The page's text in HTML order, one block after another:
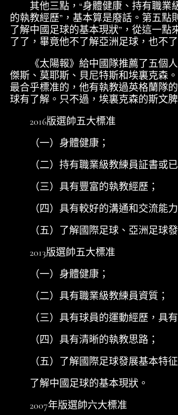
其他三點，“身體健康、持有職業
的執教經歷”，基本算是廢話。第五點
了解中國足球的基本現狀”，從這一
了了，畢竟他不了解亞洲足球，也不
《太陽報》給中國隊推薦了五個人
傑斯、莫耶斯、貝尼特斯和埃裏克森
最合乎標准的，他有執教過英格蘭隊
球有了解。只不過，埃裏克森的斯文
2016版選帥五大標准
（一）身體健康；
（二）持有職業級教練員証書或已
（三）具有豐富的執教經歷；
（四）具有較好的溝通和交流能力,
（五）了解國際足球、亞洲足球發
2013版選帥五大標准
（一）身體健康；
（二）具有職業級教練員資質；
（三）具有球員的運動經歷，具有
（四）具有清晰的執教思路；
（五）了解國際足球發展基本特征
了解中國足球的基本現狀。
2007年版選帥六大標准